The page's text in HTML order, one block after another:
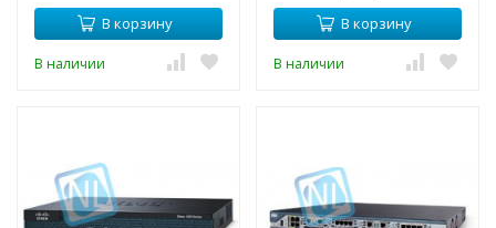
В корзину
В наличии
В корзину
В наличии